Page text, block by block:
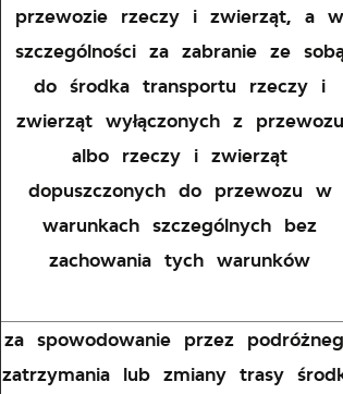
przewozie rzeczy i zwierząt, a w
szczególności za zabranie ze
do środka transportu rzeczy i
zwierząt wyłączonych z przewozu
albo rzeczy i zwierząt
dopuszczonych do przewozu w
warunkach szczególnych bez
zachowania tych warunków
za spowodowanie przez
zatrzymania lub zmiany trasy